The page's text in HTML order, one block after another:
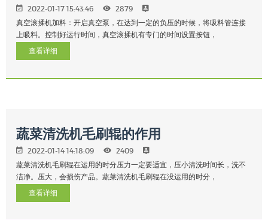
2022-01-17 15:43:46 2879
真空滚揉机加料：开启真空泵，在达到一定的负压的时候，将吸料管连接
上吸料。控制好运行时间，真空滚揉机有专门的时间设置按钮，
查看详细
蔬菜清洗机毛刷辊的作用
2022-01-14 14:18:09 2409
蔬菜清洗机毛刷辊在运用的时分压力一定要适宜，压小清洗时间长，洗不
洁净。压大，会损伤产品。蔬菜清洗机毛刷辊在没运用的时分，
查看详细